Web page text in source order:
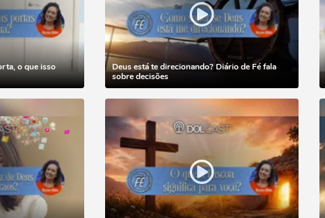
o que isso
Deus está te direcionando? Diário de Fé fala
sobre decisões